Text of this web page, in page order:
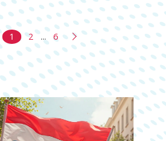
1 2 ... 6